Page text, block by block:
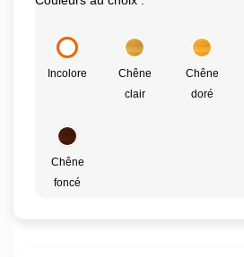
Incolore
Chêne
clair
Chêne
doré
Chêne
foncé